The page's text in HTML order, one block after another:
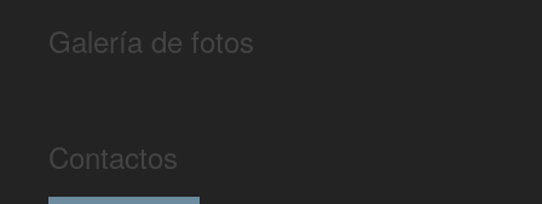
Galería de fotos
Contactos